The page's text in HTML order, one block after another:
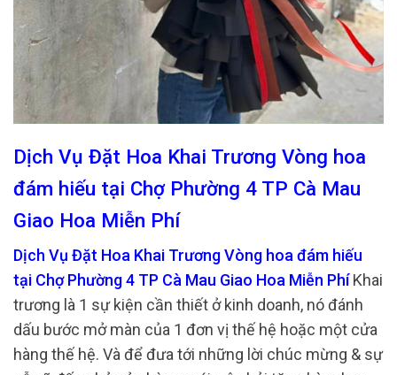
Dịch Vụ Đặt Hoa Khai Trương Vòng hoa
đám hiếu tại Chợ Phường 4 TP Cà Mau
Giao Hoa Miễn Phí
Dịch Vụ Đặt Hoa Khai Trương Vòng hoa đám hiếu
tại Chợ Phường 4 TP Cà Mau Giao Hoa Miễn PhíKhai
trương là 1 sự kiện cần thiết ở kinh doanh, nó đánh
dấu bước mở màn của 1 đơn vị thế hệ hoặc một cửa
hàng thế hệ. Và để đưa tới những lời chúc mừng & sự